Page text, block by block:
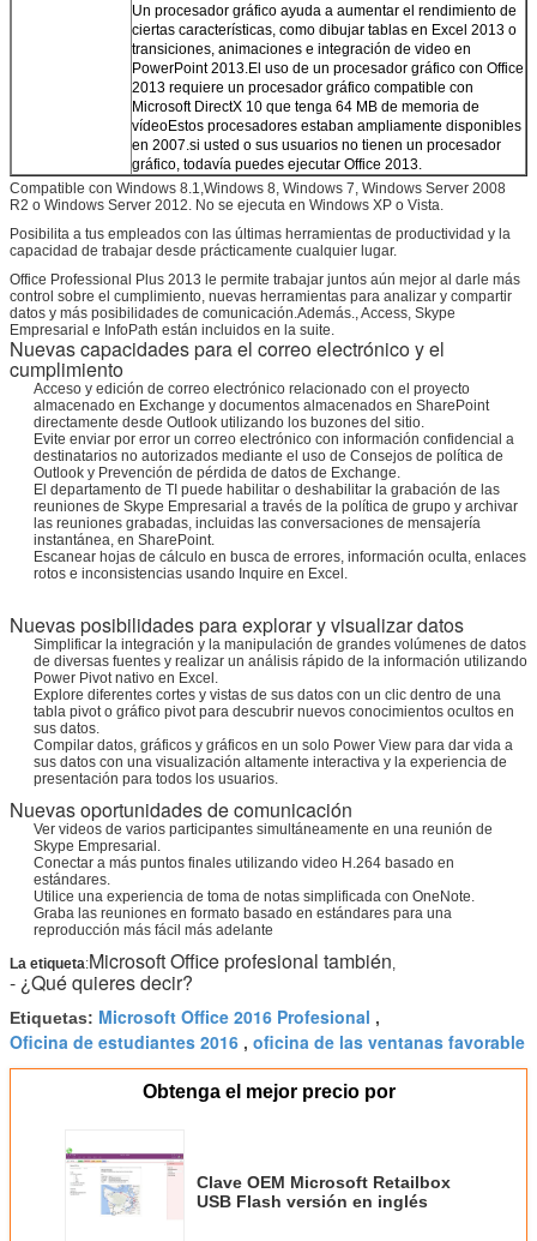
Un procesador gráfico ayuda a aumentar el rendimiento de
ciertas características, como dibujar tablas en Excel 2013 o
transiciones, animaciones e integración de video en
PowerPoint 2013.El uso de un procesador gráfico con Office
2013 requiere un procesador gráfico compatible con
Microsoft DirectX 10 que tenga 64 MB de memoria de
vídeoEstos procesadores estaban ampliamente disponibles
en 2007.si usted o sus usuarios no tienen un procesador
gráfico, todavía puedes ejecutar Office 2013.
Compatible con Windows 8.1,Windows 8, Windows 7, Windows Server 2008
R2 o Windows Server 2012. No se ejecuta en Windows XP o Vista.
Posibilita a tus empleados con las últimas herramientas de productividad y la
capacidad de trabajar desde prácticamente cualquier lugar.
Office Professional Plus 2013 le permite trabajar juntos aún mejor al darle más
control sobre el cumplimiento, nuevas herramientas para analizar y compartir
datos y más posibilidades de comunicación.Además., Access, Skype
Empresarial e InfoPath están incluidos en la suite.
Nuevas capacidades para el correo electrónico y el
cumplimiento
Acceso y edición de correo electrónico relacionado con el proyecto
almacenado en Exchange y documentos almacenados en SharePoint
directamente desde Outlook utilizando los buzones del sitio.
Evite enviar por error un correo electrónico con información confidencial a
destinatarios no autorizados mediante el uso de Consejos de política de
Outlook y Prevención de pérdida de datos de Exchange.
El departamento de TI puede habilitar o deshabilitar la grabación de las
reuniones de Skype Empresarial a través de la política de grupo y archivar
las reuniones grabadas, incluidas las conversaciones de mensajería
instantánea, en SharePoint.
Escanear hojas de cálculo en busca de errores, información oculta, enlaces
rotos e inconsistencias usando Inquire en Excel.
Nuevas posibilidades para explorar y visualizar datos
Simplificar la integración y la manipulación de grandes volúmenes de datos
de diversas fuentes y realizar un análisis rápido de la información utilizando
Power Pivot nativo en Excel.
Explore diferentes cortes y vistas de sus datos con un clic dentro de una
tabla pivot o gráfico pivot para descubrir nuevos conocimientos ocultos en
sus datos.
Compilar datos, gráficos y gráficos en un solo Power View para dar vida a
sus datos con una visualización altamente interactiva y la experiencia de
presentación para todos los usuarios.
Nuevas oportunidades de comunicación
Ver videos de varios participantes simultáneamente en una reunión de
Skype Empresarial.
Conectar a más puntos finales utilizando video H.264 basado en
estándares.
Utilice una experiencia de toma de notas simplificada con OneNote.
Graba las reuniones en formato basado en estándares para una
reproducción más fácil más adelante
La etiqueta:Microsoft Office profesional también,
- ¿Qué quieres decir?
Etiquetas: Microsoft Office 2016 Profesional ,
Oficina de estudiantes 2016 , oficina de las ventanas favorable
Obtenga el mejor precio por
Clave OEM Microsoft Retailbox
USB Flash versión en inglés